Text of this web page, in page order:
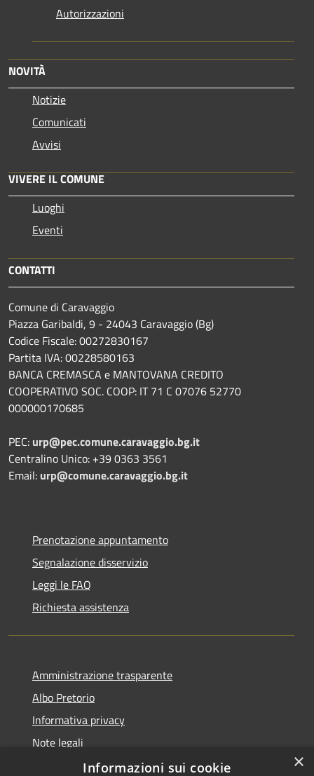
Autorizzazioni
NOVITÀ
Notizie
Comunicati
Avvisi
VIVERE IL COMUNE
Luoghi
Eventi
CONTATTI
Comune di Caravaggio
Piazza Garibaldi, 9 - 24043 Caravaggio (Bg)
Codice Fiscale: 00272830167
Partita IVA: 00228580163
BANCA CREMASCA e MANTOVANA CREDITO
COOPERATIVO SOC. COOP: IT 71 C 07076 52770
000000170685
PEC: urp@pec.comune.caravaggio.bg.it
Centralino Unico: +39 0363 3561
Email: urp@comune.caravaggio.bg.it
Prenotazione appuntamento
Segnalazione disservizio
Leggi le FAQ
Richiesta assistenza
Amministrazione trasparente
Albo Pretorio
Informativa privacy
Note legali
Dichiarazione di accessibilità
×
Informazioni sui cookie